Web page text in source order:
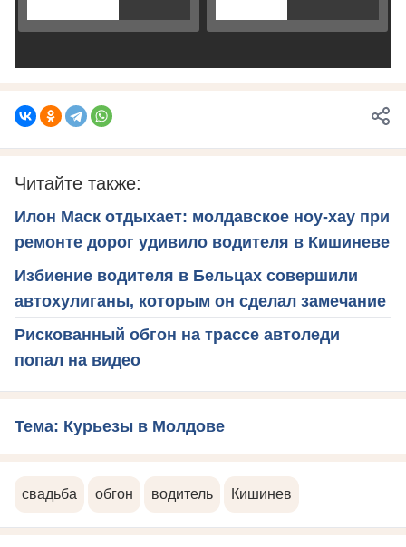
Читайте также:
Илон Маск отдыхает: молдавское ноу-хау при
ремонте дорог удивило водителя в Кишиневе
Избиение водителя в Бельцах совершили
автохулиганы, которым он сделал замечание
Рискованный обгон на трассе автоледи
попал на видео
Тема: Курьезы в Молдове
свадьба обгон водитель Кишинев